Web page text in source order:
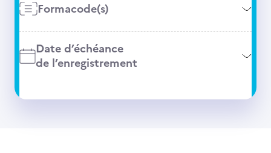
Formacode(s)
Date d’échéance
de l’enregistrement